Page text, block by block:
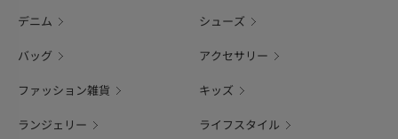
デニム シューズ
バッグ アクセサリー
ファッション雑貨 キッズ
ランジェリー ライフスタイル